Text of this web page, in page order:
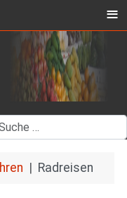
Radreisen
≡